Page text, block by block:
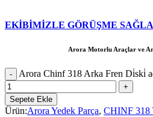
EKİBİMİZLE GÖRÜŞME
Arora Motorlu Araçlar ve
Arora Chinf 318 Arka Fren Di̇ski̇
Sepete Ekle
Ürün:Arora Yedek Parça, CHINF 318